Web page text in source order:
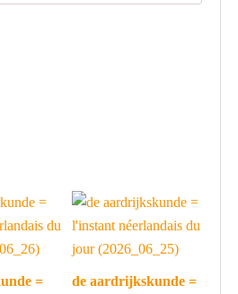
=
de aardrijkskunde =